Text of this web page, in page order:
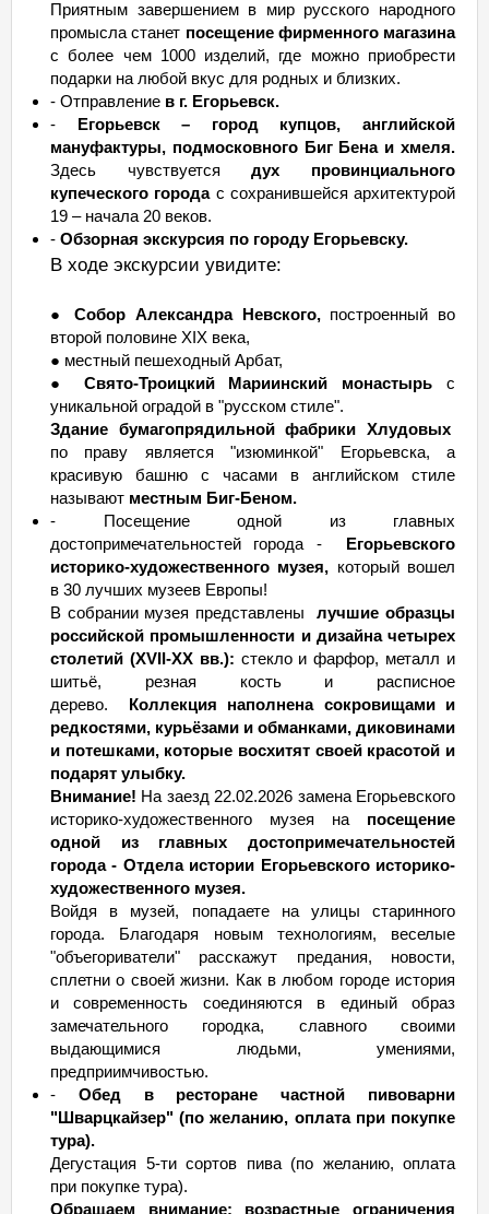
Приятным завершением в мир русского народного
промысла станет посещение фирменного магазина
с более чем 1000 изделий, где можно приобрести
подарки на любой вкус для родных и близких.
- Отправление в г. Егорьевск.
- Егорьевск – город купцов, английской
мануфактуры, подмосковного Биг Бена и хмеля.
Здесь чувствуетсядух провинциального
купеческого городас сохранившейся архитектурой
19 – начала 20 веков.
- Обзорная экскурсия по городу Егорьевску.
В ходе экскурсии увидите:
● Собор Александра Невского,построенный во
второй половине XIX века,
● местный пешеходный Арбат,
● Свято-Троицкий Мариинский монастырь с
уникальной оградой в "русском стиле".
Здание бумагопрядильной фабрики Хлудовых
по праву является "изюминкой" Егорьевска, а
красивую башню с часами в английском стиле
называют местным Биг-Беном.
- Посещение одной из главных
достопримечательностей города -
Егорьевского
историко-художественного музея, который вошел
в 30 лучших музеев Европы!
В собрании музея представленылучшие образцы
российской промышленности и дизайна четырех
столетий (XVII-XX вв.): стекло и фарфор, металл и
шитьё, резная кость и расписное
дерево. Коллекция наполнена сокровищами и
редкостями, курьёзами и обманками, диковинами
и потешками, которые восхитят своей красотой и
подарят улыбку.
Внимание! На заезд 22.02.2026 замена Егорьевского
историко-художественного музея на посещение
одной из главных достопримечательностей
города - Отдела истории Егорьевского историко-
художественного музея.
Войдя в музей, попадаете на улицы старинного
города. Благодаря новым технологиям, веселые
"объегориватели" расскажут предания, новости,
сплетни о своей жизни. Как в любом городе история
и современность соединяются в единый образ
замечательного городка, славного своими
выдающимися людьми, умениями,
предприимчивостью.
- Обед в ресторане частной пивоварни
"Шварцкайзер" (по желанию, оплата при покупке
тура).
Дегустация 5-ти сортов пива (по желанию, оплата
при покупке тура).
Обращаем внимание: возрастные ограничения